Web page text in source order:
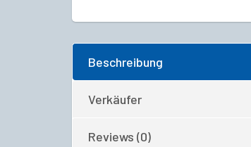
Beschreibung
Verkäufer
Reviews (0)